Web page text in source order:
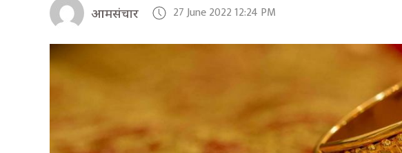
आमसंचार 27 June 2022 12:24 PM